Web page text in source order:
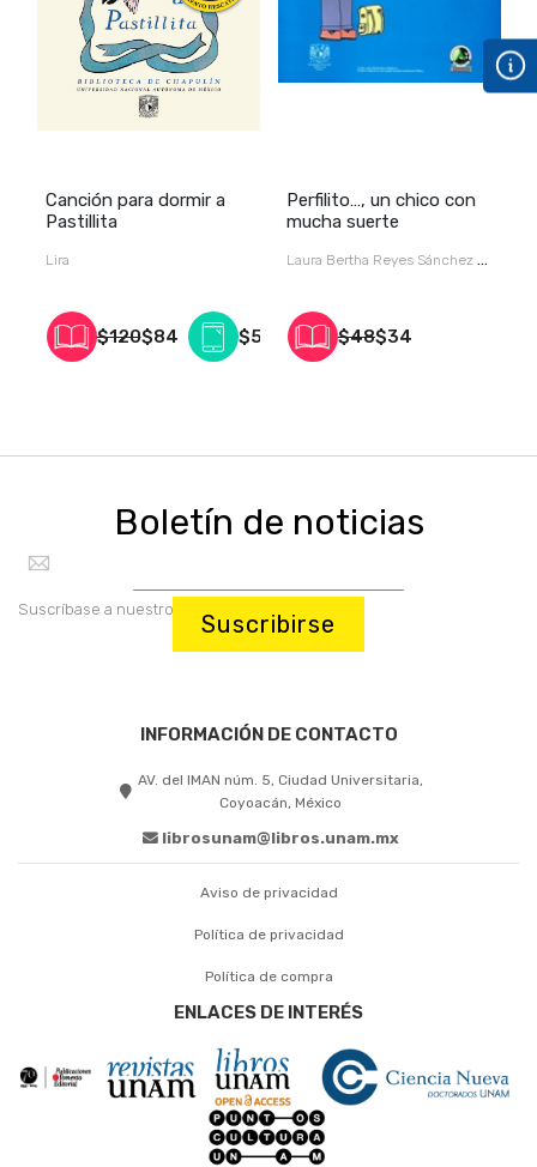
Canción para dormir a
Pastillita
Lira
$120$84 $55
Perfilito…, un chico con
mucha suerte
Laura Bertha Reyes Sánchez /
$48$34
Boletín de noticias
Suscríbase a nuestro boletín:
Suscribirse
INFORMACIÓN DE CONTACTO
AV. del IMAN núm. 5, Ciudad Universitaria,
Coyoacán, México
librosunam@libros.unam.mx
Aviso de privacidad
Política de privacidad
Política de compra
ENLACES DE INTERÉS